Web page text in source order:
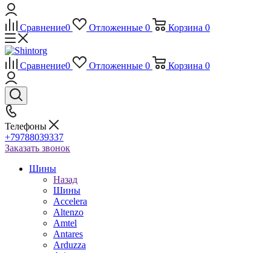
Сравнение0 Отложенные 0 Корзина 0
Сравнение0 Отложенные 0 Корзина 0
Телефоны
+79788039337
Заказать звонок
Шины
Назад
Шины
Accelera
Altenzo
Amtel
Antares
Arduzza